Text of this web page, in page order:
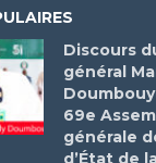
Discours
général
69e
générale